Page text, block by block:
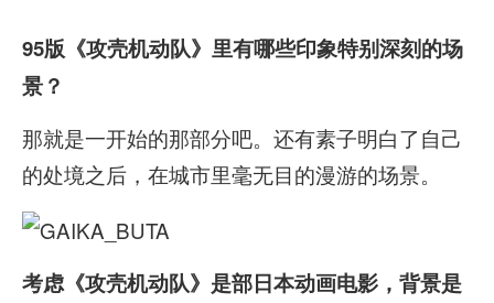
95版《攻壳机动队》里有哪些印象特别深刻的场
景？
那就是一开始的那部分吧。还有素子明白了自己
的处境之后，在城市里毫无目的漫游的场景。
考虑《攻壳机动队》是部日本动画电影，背景是